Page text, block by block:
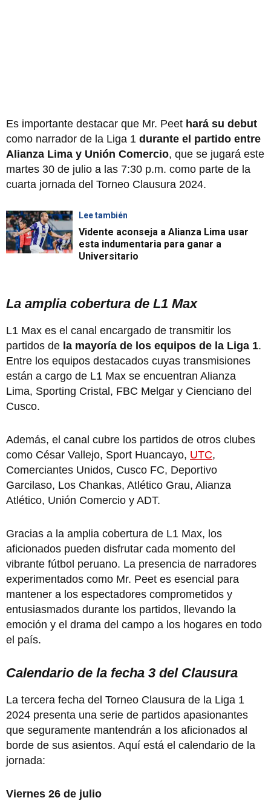
Es importante destacar que Mr. Peet hará su debut
como narrador de la Liga 1 durante el partido entre
Alianza Lima y Unión Comercio, que se jugará este
martes 30 de julio a las 7:30 p.m. como parte de la
cuarta jornada del Torneo Clausura 2024.
Lee también
Vidente aconseja a Alianza Lima usar
esta indumentaria para ganar a
Universitario
La amplia cobertura de L1 Max
L1 Max es el canal encargado de transmitir los
partidos de la mayoría de los equipos de la Liga 1.
Entre los equipos destacados cuyas transmisiones
están a cargo de L1 Max se encuentran Alianza
Lima, Sporting Cristal, FBC Melgar y Cienciano del
Cusco.
Además, el canal cubre los partidos de otros clubes
como César Vallejo, Sport Huancayo, UTC,
Comerciantes Unidos, Cusco FC, Deportivo
Garcilaso, Los Chankas, Atlético Grau, Alianza
Atlético, Unión Comercio y ADT.
Gracias a la amplia cobertura de L1 Max, los
aficionados pueden disfrutar cada momento del
vibrante fútbol peruano. La presencia de narradores
experimentados como Mr. Peet es esencial para
mantener a los espectadores comprometidos y
entusiasmados durante los partidos, llevando la
emoción y el drama del campo a los hogares en todo
el país.
Calendario de la fecha 3 del Clausura
La tercera fecha del Torneo Clausura de la Liga 1
2024 presenta una serie de partidos apasionantes
que seguramente mantendrán a los aficionados al
borde de sus asientos. Aquí está el calendario de la
jornada:
Viernes 26 de julio